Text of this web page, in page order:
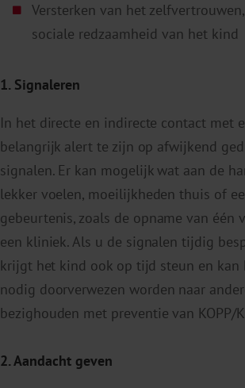
Versterken van het
sociale redzaamheid van het kind
1. Signaleren
In het directe en indirecte contact met
belangrijk alert te zijn op afwijkend
signalen. Er kan mogelijk wat aan de
lekker voelen, moeilijkheden thuis of
gebeurtenis, zoals de opname van één
een kliniek. Als u de signalen tijdig
krijgt het kind ook op tijd steun en kan
nodig doorverwezen worden naar
bezighouden met preventie van KOPP/
2. Aandacht geven